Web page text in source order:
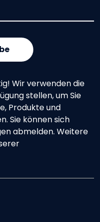
Wir verwenden die
stellen, um Sie
Produkte und
Sie können sich
abmelden. Weitere